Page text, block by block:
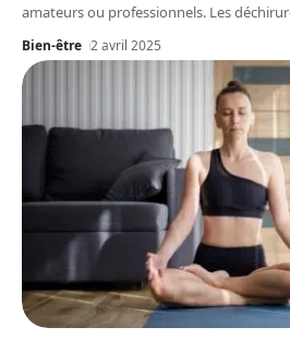
amateurs ou professionnels. Les
Bien-être 2 avril 2025